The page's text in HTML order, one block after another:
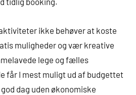
ikke behøver at koste
muligheder og vær kreative
lege og fælles
får I mest muligt ud af budgettet
dag uden økonomiske